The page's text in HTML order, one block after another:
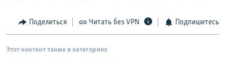
Поделиться Читать без VPN Подпишитесь
Этот контент также в категориях